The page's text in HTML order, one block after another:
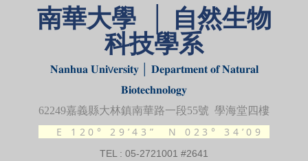
南華大學 │ 自然生物
科技學系
𝐍𝐚𝐧𝐡𝐮𝐚 𝐔𝐧𝐢v𝐞𝐫𝐬𝐢𝐭𝐲 │ 𝐃𝐞𝐩𝐚𝐫𝐭𝐦𝐞𝐧𝐭 𝐨𝐟 𝐍𝐚𝐭𝐮𝐫𝐚𝐥
𝐁𝐢𝐨𝐭𝐞𝐜𝐡𝐧𝐨𝐥𝐨𝐠𝐲
62249嘉義縣大林鎮南華路一段55號 學海堂四樓
E 120° 29’43” N 023° 34’09
TEL : 05-2721001 #2641